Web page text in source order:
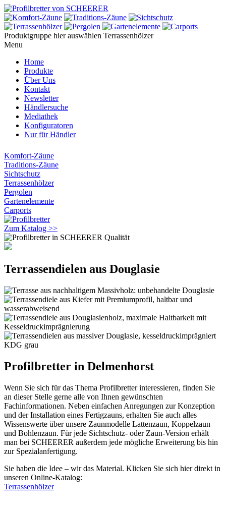
Produktgruppe hier auswählen Terrassenhölzer
Menu
Home
Produkte
Über Uns
Kontakt
Newsletter
Händlersuche
Mediathek
Konfiguratoren
Nur für Händler
Komfort-Zäune
Traditions-Zäune
Sichtschutz
Terrassenhölzer
Pergolen
Gartenelemente
Carports
Zum Katalog >>
Terrassendielen aus Douglasie
Profilbretter in Delmenhorst
Wenn Sie sich für das Thema Profilbretter interessieren, finden Sie
an dieser Stelle gerne alle von Ihnen gewünschten
Fachinformationen. Neben einfachen Anregungen zur Konzeption
und der Installation eines Fertigzauns, erhalten Sie auch alles
Wissenswerte über unsere Zaunmodelle Lattenzaun, Koppelzaun
und Bohlenzaun. Für jede Sichtschutz- oder Zaun-Version erhält
man bei SCHEERER außerdem jede mögliche Erweiterung bis hin
zur Spezialanfertigung.
Sie haben die Idee – wir das Material. Klicken Sie sich hier direkt in
unseren Online-Katalog:
Terrassenhölzer